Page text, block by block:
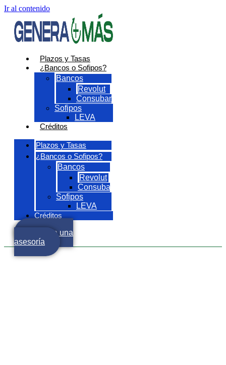
Ir al contenido
Plazos y Tasas
¿Bancos o Sofipos?
Bancos
Revolut
Consubanco
Sofipos
LEVA
Créditos
Plazos y Tasas
¿Bancos o Sofipos?
Bancos
Revolut
Consubanco
Sofipos
LEVA
Créditos
Agenda una
asesoría